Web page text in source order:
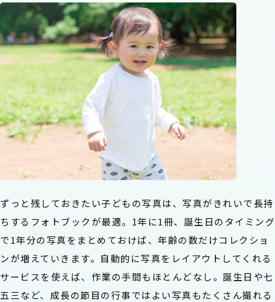
ずっと残しておきたい子どもの写真は、写真がきれいで長持
ちするフォトブックが最適。1年に1冊、誕生日のタイミング
で1年分の写真をまとめておけば、年齢の数だけコレクショ
ンが増えていきます。自動的に写真をレイアウトしてくれる
サービスを使えば、作業の手間もほとんどなし。誕生日や七
五三など、成長の節目の行事ではよい写真もたくさん撮れる